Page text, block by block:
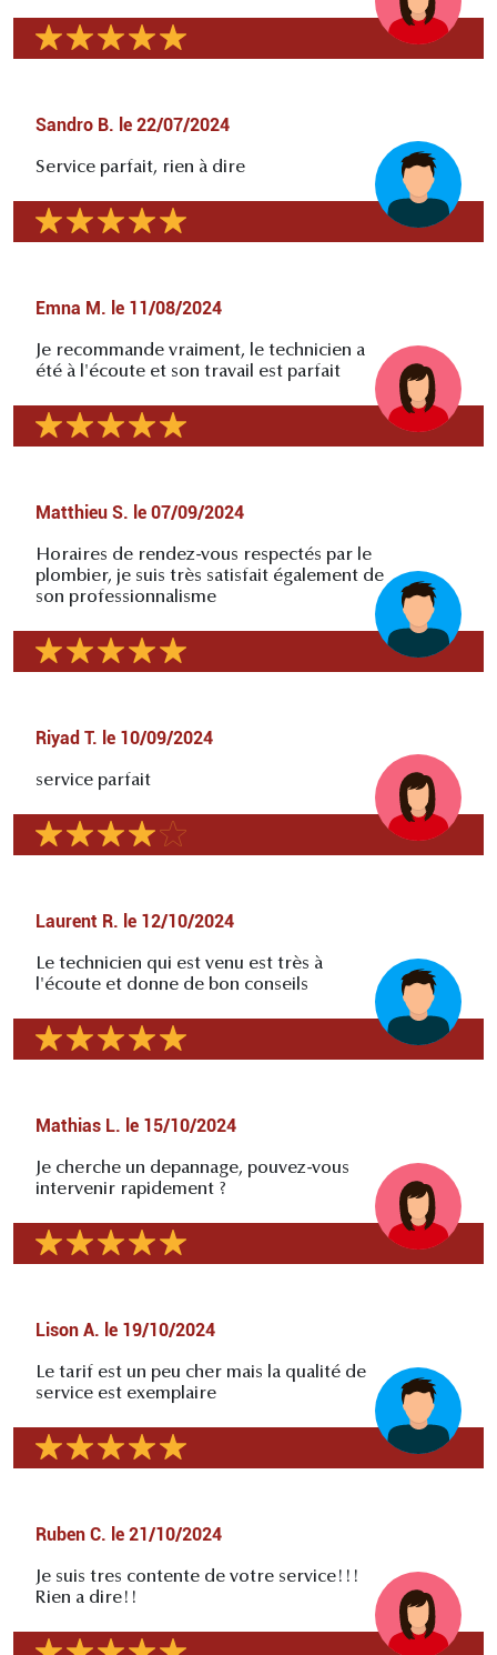
Sandro B. le 22/07/2024
Service parfait, rien à dire
Emna M. le 11/08/2024
Je recommande vraiment, le technicien a
été à l'écoute et son travail est parfait
Matthieu S. le 07/09/2024
Horaires de rendez-vous respectés par le
plombier, je suis très satisfait également de
son professionnalisme
Riyad T. le 10/09/2024
service parfait
Laurent R. le 12/10/2024
Le technicien qui est venu est très à
l'écoute et donne de bon conseils
Mathias L. le 15/10/2024
Je cherche un depannage, pouvez-vous
intervenir rapidement ?
Lison A. le 19/10/2024
Le tarif est un peu cher mais la qualité de
service est exemplaire
Ruben C. le 21/10/2024
Je suis tres contente de votre service!!!
Rien a dire!!